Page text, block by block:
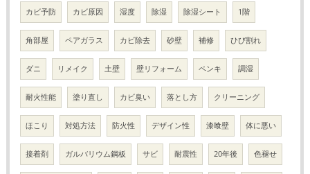
カビ予防 カビ原因 湿度 除湿 除湿シート 1階
角部屋 ペアガラス カビ除去 砂壁 補修 ひび割れ
ダニ リメイク 土壁 壁リフォーム ペンキ 調湿
耐火性能 塗り直し カビ臭い 落とし方 クリーニング
ほこり 対処方法 防火性 デザイン性 漆喰壁 体に悪い
接着剤 ガルバリウム鋼板 サビ 耐震性 20年後 色褪せ